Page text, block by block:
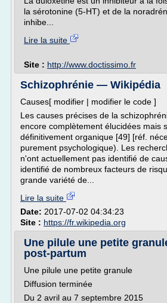
la sérotonine (5-HT) et de la
inhibe...
Lire la suite
Site : http://www.doctissimo.fr
Schizophrénie — Wikipédia
Causes[ modifier | modifier le code ]
Les causes précises de la
encore complètement élucidées mais
définitivement organique [49] [réf.
purement psychologique). Les
n'ont actuellement pas identifié de
identifié de nombreux facteurs de
grande variété de...
Lire la suite
Date: 2017-07-02 04:34:23
Site : https://fr.wikipedia.org
Une pilule une petite
post-partum
Une pilule une petite granule
Diffusion terminée
Du 2 avril au 7 septembre 2015